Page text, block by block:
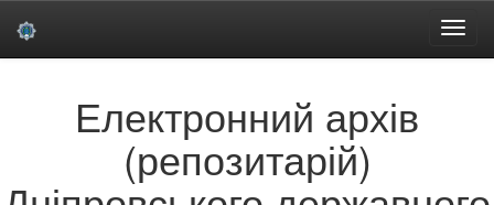
Електронний архів
(репозитарій)